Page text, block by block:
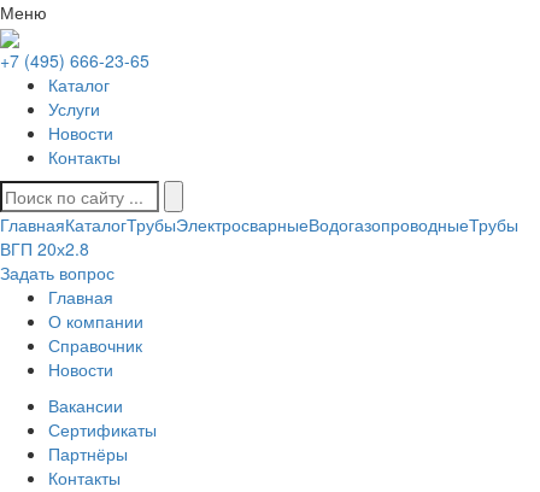
Меню
+7 (495) 666-23-65
Каталог
Услуги
Новости
Контакты
ГлавнаяКаталогТрубыЭлектросварныеВодогазопроводныеТрубы
ВГП 20х2.8
Задать вопрос
Главная
О компании
Справочник
Новости
Вакансии
Сертификаты
Партнёры
Контакты